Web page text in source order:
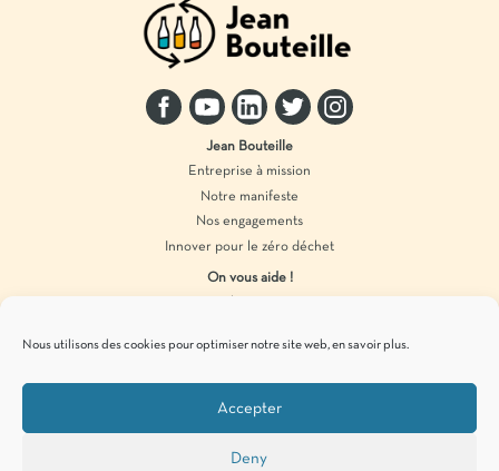
Nous utilisons des cookies pour optimiser notre site web, en savoir plus.
Accepter
Deny
Jean Bouteille
Entreprise à mission
Notre manifeste
Nos engagements
Innover pour le zéro déchet
On vous aide !
Produits en vrac
Pour vous tenir informés de
zéro déchet, c’est par ici !